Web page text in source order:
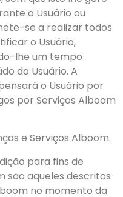
o Usuário ou
se a realizar todos
o Usuário,
lhe um tempo
do Usuário. A
o Usuário por
por Serviços Alboom
e Serviços Alboom.
para fins de
são aqueles descritos
no momento da